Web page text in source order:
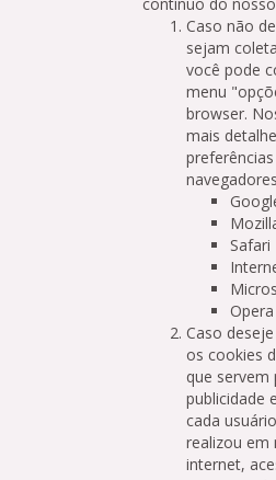
Caso não
sejam
você pode
menu
browser.
mais
Safari
Opera
Caso
os cookies
que servem
publicidade
cada
realizou em
internet,